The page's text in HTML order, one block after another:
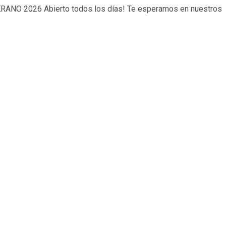
todos los días! Te esperamos en nuestros locales de Cabo